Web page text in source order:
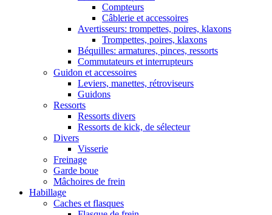
Compteurs
Câblerie et accessoires
Avertisseurs: trompettes, poires, klaxons
Trompettes, poires, klaxons
Béquilles: armatures, pinces, ressorts
Commutateurs et interrupteurs
Guidon et accessoires
Leviers, manettes, rétroviseurs
Guidons
Ressorts
Ressorts divers
Ressorts de kick, de sélecteur
Divers
Visserie
Freinage
Garde boue
Mâchoires de frein
Habillage
Caches et flasques